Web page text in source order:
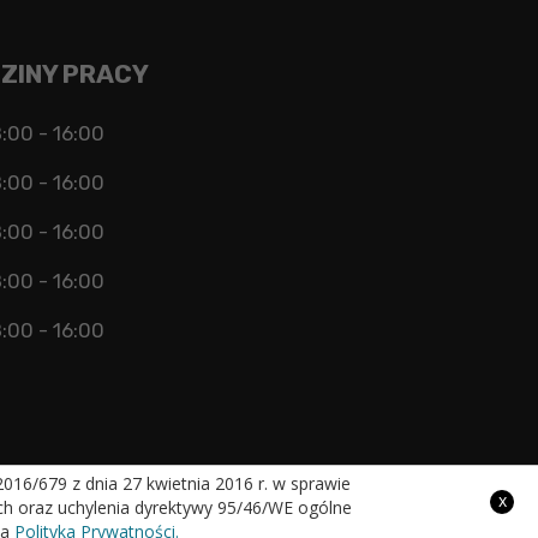
PRACY
- 16:00
- 16:00
- 16:00
- 16:00
- 16:00
x
679 z dnia 27 kwietnia 2016 r. w sprawie
oraz uchylenia dyrektywy 95/46/WE ogólne
Polityka Prywatności.